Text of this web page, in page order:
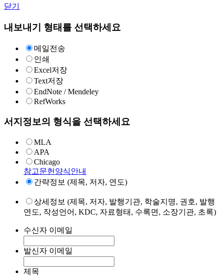
닫기
내보내기 형태를 선택하세요
메일전송
인쇄
Excel저장
Text저장
EndNote / Mendeley
RefWorks
서지정보의 형식을 선택하세요
MLA
APA
Chicago
참고문헌양식안내
간략정보 (제목, 저자, 연도)
상세정보 (제목, 저자, 발행기관, 학술지명, 권호, 발행
연도, 작성언어, KDC, 자료형태, 수록면, 소장기관, 초록)
수신자 이메일
발신자 이메일
제목